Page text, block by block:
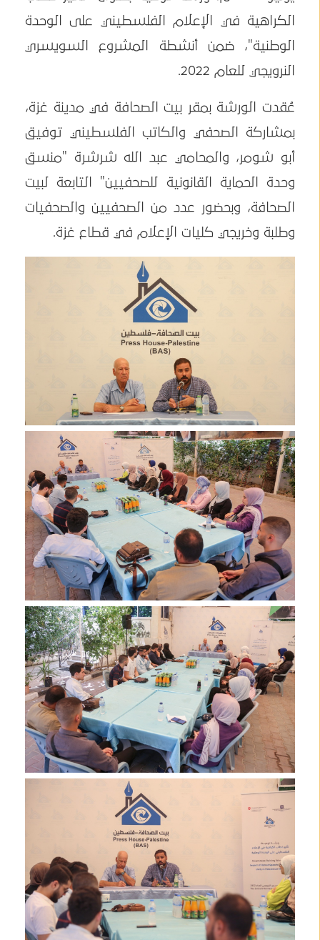
الكراهية في الإعلام الفلسطيني على الوحدة
الوطنية"، ضمن أنشطة المشروع السويسري
النرويجي للعام 2022.
عُقدت الورشة بمقر بيت الصحافة في مدينة غزة،
بمشاركة الصحفي والكاتب الفلسطيني توفيق
أبو شومر، والمحامي عبد الله شرشرة "منسق
وحدة الحماية القانونية للصحفيين" التابعة لبيت
الصحافة، وبحضور عدد من الصحفيين والصحفيات
وطلبة وخريجي كليات الإعلام في قطاع غزة.